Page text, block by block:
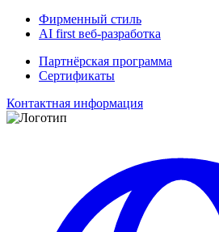
Фирменный стиль
AI first веб-разработка
Партнёрская программа
Сертификаты
Контактная информация